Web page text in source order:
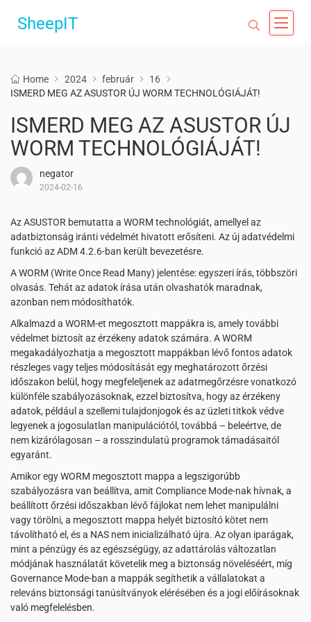
SheepIT
Home 2024 február
16
ISMERD MEG AZ ASUSTOR ÚJ WORM TECHNOLÓGIÁJÁT!
ISMERD MEG AZ ASUSTOR ÚJ
WORM TECHNOLÓGIÁJÁT!
negator
2024-02-16
Az ASUSTOR bemutatta a WORM technológiát, amellyel az
adatbiztonság iránti védelmét hivatott erősíteni. Az új adatvédelmi
funkció az ADM 4.2.6-ban került bevezetésre.
A WORM (Write Once Read Many) jelentése: egyszeri írás, többszöri
olvasás. Tehát az adatok írása után olvashatók maradnak,
azonban nem módosíthatók.
Alkalmazd a WORM-et megosztott mappákra is, amely további
védelmet biztosít az érzékeny adatok számára. A WORM
megakadályozhatja a megosztott mappákban lévő fontos adatok
részleges vagy teljes módosítását egy meghatározott őrzési
időszakon belül, hogy megfeleljenek az adatmegőrzésre vonatkozó
különféle szabályozásoknak, ezzel biztosítva, hogy az érzékeny
adatok, például a szellemi tulajdonjogok és az üzleti titkok védve
legyenek a jogosulatlan manipulációtól, továbbá – beleértve, de
nem kizárólagosan – a rosszindulatú programok támadásaitól
egyaránt.
Amikor egy WORM megosztott mappa a legszigorúbb
szabályozásra van beállítva, amit Compliance Mode-nak hívnak, a
beállított őrzési időszakban lévő fájlokat nem lehet manipulálni
vagy törölni, a megosztott mappa helyét biztosító kötet nem
távolítható el, és a NAS nem inicializálható újra. Az olyan iparágak,
mint a pénzügy és az egészségügy, az adattárolás változatlan
módjának használatát követelik meg a biztonság növeléséért, míg
Governance Mode-ban a mappák segíthetik a vállalatokat a
releváns biztonsági tanúsítványok elérésében és a jogi előírásoknak
való megfelelésben.